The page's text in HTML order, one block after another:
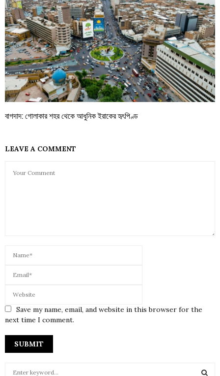
বাগদাদ: গোলাকার শহর থেকে আধুনিক ইরাকের হৃৎপিণ্ড
LEAVE A COMMENT
Save my name, email, and website in this browser for the
next time I comment.